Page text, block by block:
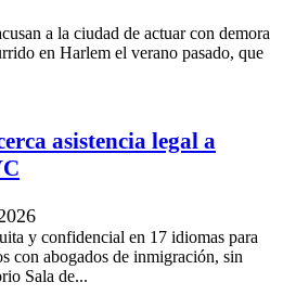
a la ciudad de actuar con demora
en Harlem el verano pasado, que
asistencia legal a
y confidencial en 17 idiomas para
con abogados de inmigración, sin
Sala de...